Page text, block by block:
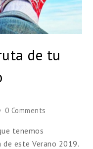
de tu
0 Comments
tenemos
de este Verano 2019.